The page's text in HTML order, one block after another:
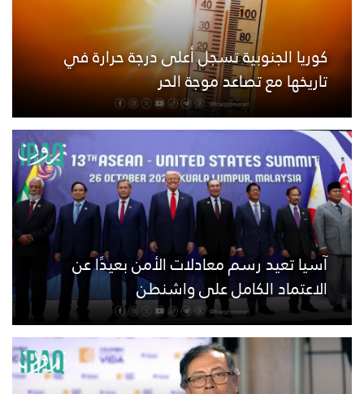
كوريا الجنوبية تسجل أعلى درجة حرارة في
تاريخها مع تصاعد موجة الحر
آسيا تعيد رسم معادلات الأمن بعيدًا عن
الاعتماد الكامل على واشنطن